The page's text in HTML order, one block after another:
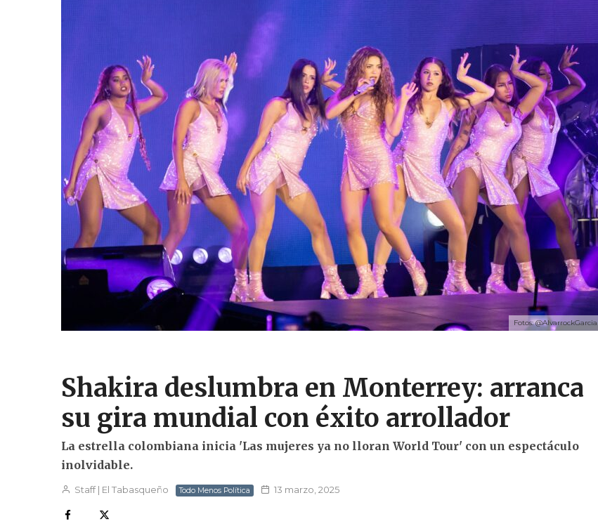
Fotos: @AlvarrockGarcia
Shakira deslumbra en Monterrey: arranca
su gira mundial con éxito arrollador
La estrella colombiana inicia 'Las mujeres ya no lloran World Tour' con un espectáculo
inolvidable.
Staff | El Tabasqueño Todo Menos Política 13 marzo, 2025